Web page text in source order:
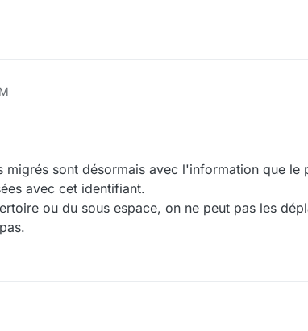
sont désormais avec l'information que le
avec cet identifiant.
ou du sous espace, on ne peut pas les